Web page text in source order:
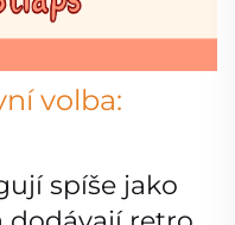
volba:
spíše jako